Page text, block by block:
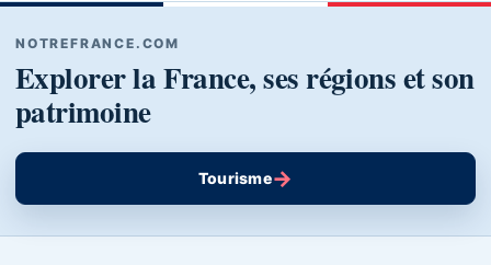
NOTREFRANCE.COM
Explorer la France, ses régions et son
patrimoine
Tourisme→